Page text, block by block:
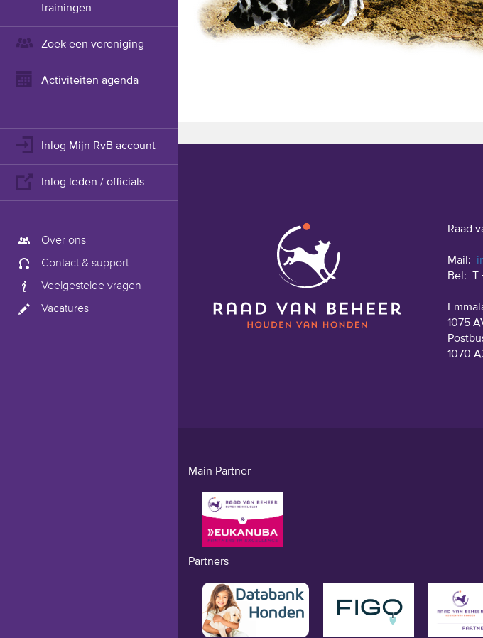
trainingen
Zoek een vereniging
Activiteiten agenda
Inlog Mijn RvB account
Inlog leden / officials
Over ons
Contact & support
Veelgestelde vragen
Vacatures
Raad
Mail:
Bel:
1075
1070
Main Partner
Partners